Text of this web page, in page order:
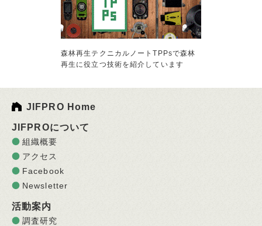
森林再生テクニカルノートTPPsで森林
再生に役立つ技術を紹介しています
JIFPRO Home
JIFPROについて
組織概要
アクセス
Facebook
Newsletter
活動案内
調査研究